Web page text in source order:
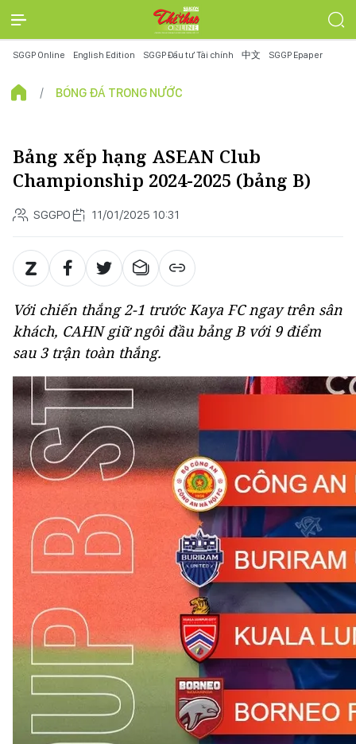
SGGP Online English Edition SGGP Đầu tư Tài chính 中文 SGGP Epaper
BÓNG ĐÁ TRONG NƯỚC
Bảng xếp hạng ASEAN Club
Championship 2024-2025 (bảng B)
SGGPO 11/01/2025 10:31
Với chiến thắng 2-1 trước Kaya FC ngay trên sân
khách, CAHN giữ ngôi đầu bảng B với 9 điểm
sau 3 trận toàn thắng.